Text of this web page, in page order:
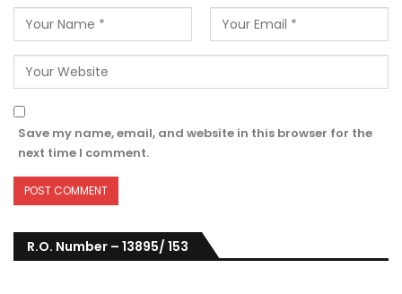
Save my name, email, and website in this browser for the
next time I comment.
R.O. Number – 13895/ 153